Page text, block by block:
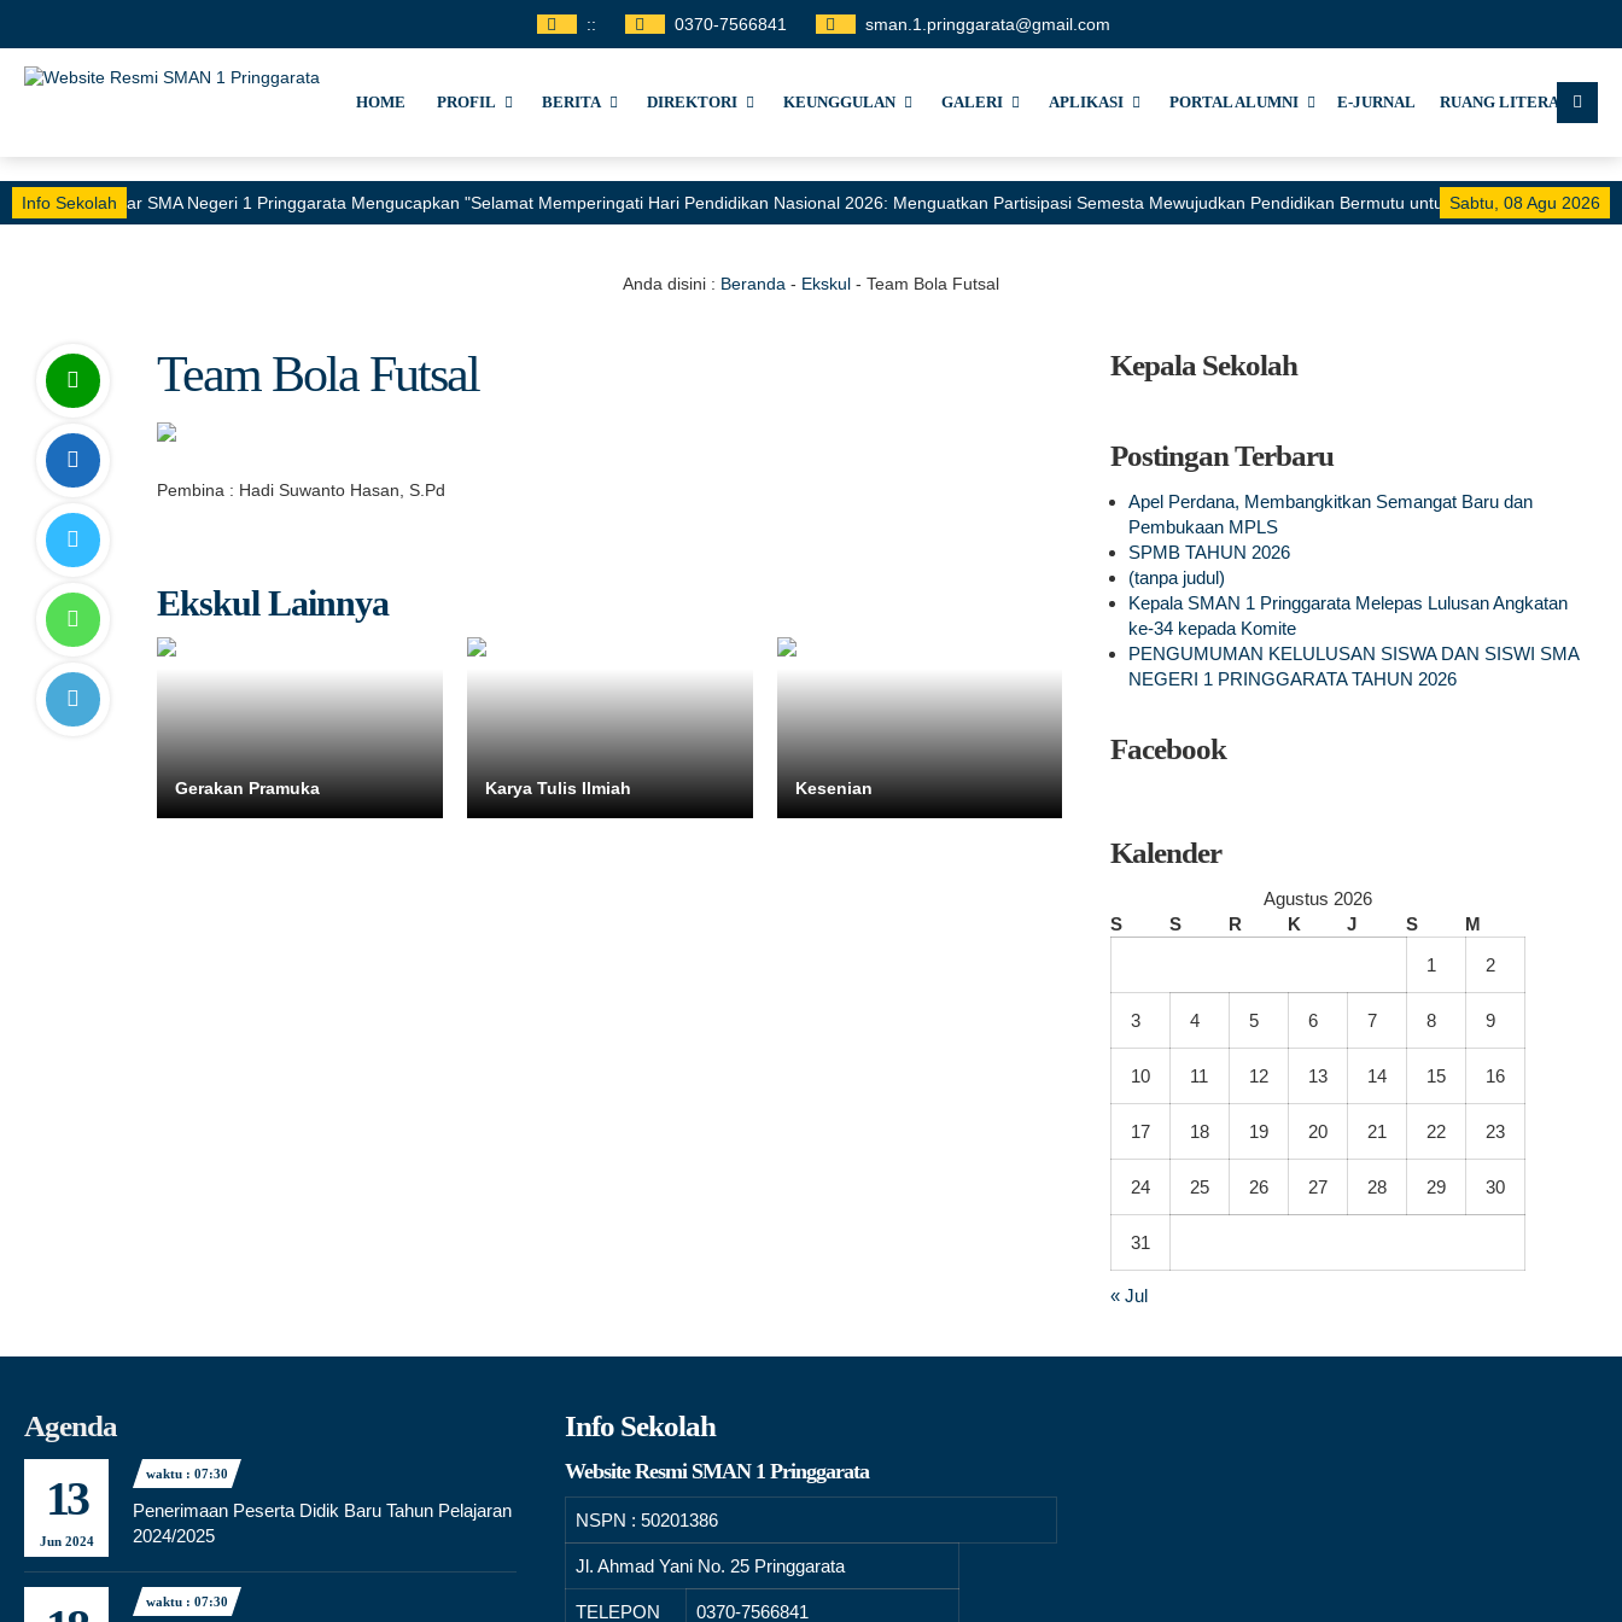
:: 0370-7566841 sman.1.pringgarata@gmail.com
HOME PROFIL BERITA DIREKTORI KEUNGGULAN GALERI APLIKASI PORTAL ALUMNI E-JURNAL RUANG LITERASI
Info Sekolah Sabtu, 08 Agu 2026
Keluarga Besar SMA Negeri 1 Pringgarata Mengucapkan "Selamat Memperingati Hari Pendidikan Nasional 2026: Menguatkan Partisipasi Semesta Mewujudkan Pendidikan Bermutu untuk Semua"
Anda disini : Beranda - Ekskul - Team Bola Futsal
Team Bola Futsal
Pembina : Hadi Suwanto Hasan, S.Pd
Ekskul Lainnya
Gerakan Pramuka Karya Tulis Ilmiah Kesenian
Kepala Sekolah
Postingan Terbaru
Apel Perdana, Membangkitkan Semangat Baru dan
Pembukaan MPLS
SPMB TAHUN 2026
(tanpa judul)
Kepala SMAN 1 Pringgarata Melepas Lulusan Angkatan
ke-34 kepada Komite
PENGUMUMAN KELULUSAN SISWA DAN SISWI SMA
NEGERI 1 PRINGGARATA TAHUN 2026
Facebook
Kalender
Agustus 2026
S
S R K J S
M
1
2
3 4 5 6 7 8 9
10 11 12 13 14 15 16
17 18 19 20 21 22 23
24 25 26 27 28 29 30
31
« Jul
Agenda
13
Jun 2024
waktu : 07:30
Penerimaan Peserta Didik Baru Tahun Pelajaran
2024/2025
waktu : 07:30
Info Sekolah
Website Resmi SMAN 1 Pringgarata
NSPN : 50201386
Jl. Ahmad Yani No. 25 Pringgarata
TELEPON 0370-7566841